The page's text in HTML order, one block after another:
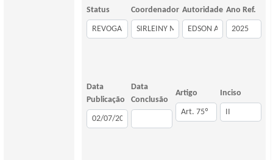
Status Coordenador Autoridade Ano Ref.
Data
Publicação
Data
Conclusão
Artigo Inciso